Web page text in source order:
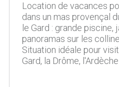
Location de vacances
dans un mas provençal
le Gard : grande piscine,
panoramas sur les
Situation idéale pour
Gard, la Drôme,